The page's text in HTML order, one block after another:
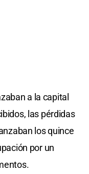
a la capital
las pérdidas
los quince
por un